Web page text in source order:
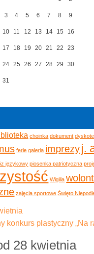
3 4 5 6 7 8 9
10 11 12 13 14 15 16
17 18 19 20 21 22 23
24 25 26 27 28 29 30
31
choinka dokument
ferie galeria imprezyj.
językowy piosenka patriotyczna
Wigilia
zajęcia sportowe Święto
konkurs plastyczny „Na
28 kwietnia